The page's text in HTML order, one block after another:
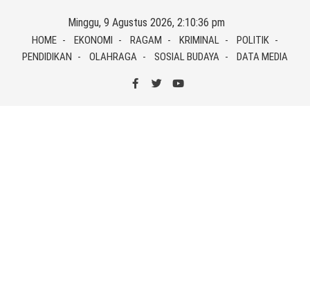
content
Minggu, 9 Agustus 2026, 2:10:37 pm
HOME EKONOMI RAGAM KRIMINAL
POLITIK
PENDIDIKAN
OLAHRAGA SOSIAL BUDAYA DATA MEDIA